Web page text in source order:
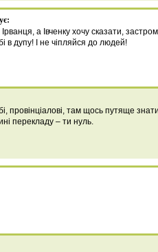
а Івченку хочу сказати,
дупу! І не чіпляйся до людей!
провінціалові, там щось путяще
перекладу – ти нуль.